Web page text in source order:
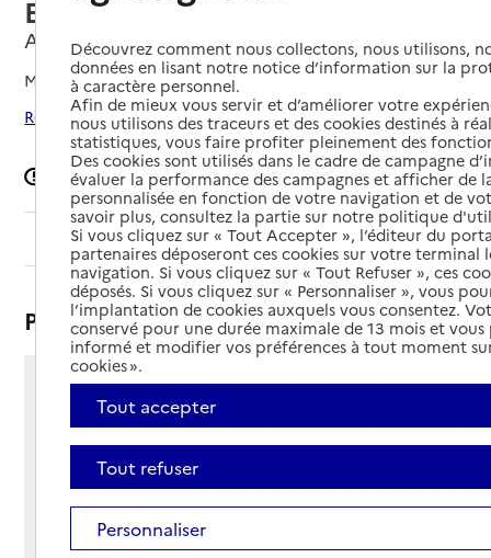
EHPAD Château de Montières
Amiens, SOMME
Mis à jour le27/06/2025
Rechercher les établissements autour de Amiens
Signaler une erreur
Sommaire
Présentation
80000 - Amiens
Voir itinéraire
Téléphone :
03 22 43 27 42
Contact
Contact
Site Internet
Site internet
Découvrez comment nous collectons, nous utilisons,
données en lisant notre notice d’information sur la
à caractère personnel.
Afin de mieux vous servir et d’améliorer votre
nous utilisons des traceurs et des cookies destinés à
statistiques, vous faire profiter pleinement des
Des cookies sont utilisés dans le cadre de campagne
évaluer la performance des campagnes et afficher de
personnalisée en fonction de votre navigation et de
savoir plus, consultez la partie sur notre politique
Si vous cliquez sur « Tout Accepter », l’éditeur du
partenaires déposeront ces cookies sur votre terminal
navigation. Si vous cliquez sur « Tout Refuser », ces
déposés. Si vous cliquez sur « Personnaliser », vous
l’implantation de cookies auxquels vous consentez.
conservé pour une durée maximale de 13 mois et
informé et modifier vos préférences à tout moment
cookies ».
Tout accepter
Tout refuser
Personnaliser